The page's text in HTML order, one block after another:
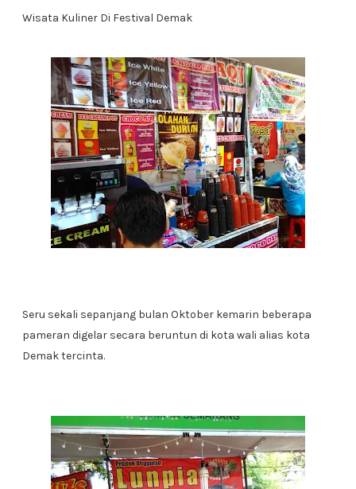
Wisata Kuliner Di Festival Demak
Seru sekali sepanjang bulan Oktober kemarin beberapa
pameran digelar secara beruntun di kota wali alias kota
Demak tercinta.